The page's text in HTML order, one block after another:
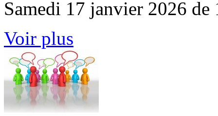
Samedi 17 janvier 2026 de
Voir plus